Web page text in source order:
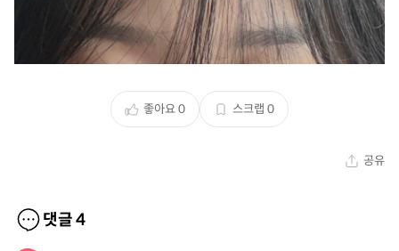
좋아요0 스크랩 0
공유
댓글4